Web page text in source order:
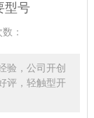
型号
：
验，公司开创
评，轻触型开